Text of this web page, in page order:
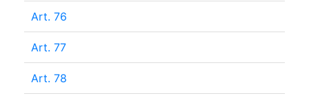
Art. 76
Art. 77
Art. 78